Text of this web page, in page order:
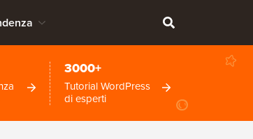
3000+
Tutorial WordPress
di esperti